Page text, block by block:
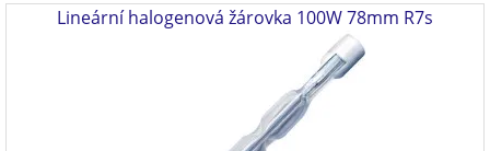
Lineární halogenová žárovka 100W 78mm R7s